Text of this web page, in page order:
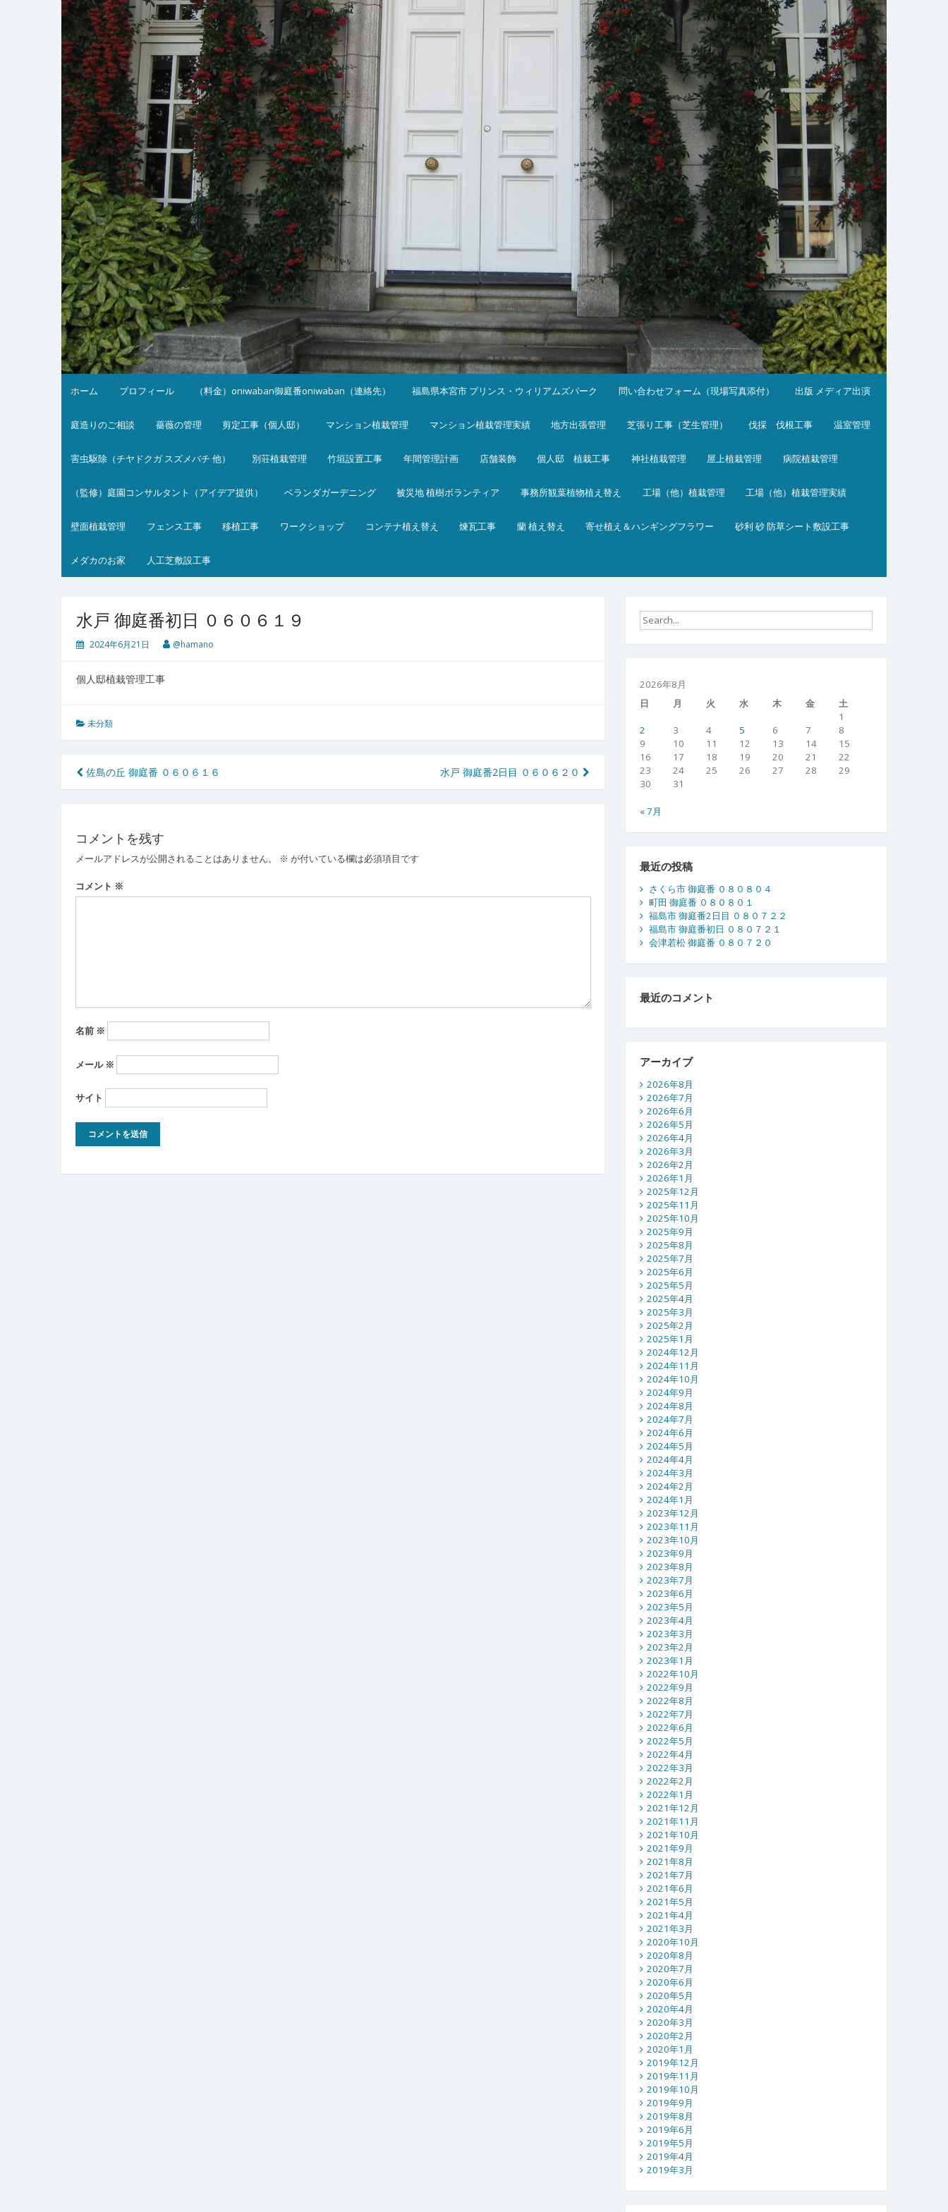
ホーム プロフィール （料金）oniwaban御庭番oniwaban（連絡先） 福島県本宮市 プリンス・ウィリアムズパーク 問い合わせフォーム（現場写真添付） 出版 メディア出演
庭造りのご相談 薔薇の管理 剪定工事（個人邸） マンション植栽管理 マンション植栽管理実績 地方出張管理 芝張り工事（芝生管理） 伐採 伐根工事 温室管理
害虫駆除（チヤドクガ スズメバチ 他） 別荘植栽管理 竹垣設置工事 年間管理計画 店舗装飾 個人邸 植栽工事 神社植栽管理 屋上植栽管理 病院植栽管理
（監修）庭園コンサルタント（アイデア提供） ベランダガーデニング 被災地 植樹ボランティア 事務所観葉植物植え替え 工場（他）植栽管理 工場（他）植栽管理実績
壁面植栽管理 フェンス工事 移植工事 ワークショップ コンテナ植え替え 煉瓦工事 蘭 植え替え 寄せ植え＆ハンギングフラワー 砂利 砂 防草シート敷設工事
メダカのお家 人工芝敷設工事
水戸 御庭番初日 ０６０６１９
2024年6月21日 @hamano
個人邸植栽管理工事
未分類
投
稿
ビ
ゲ
ー
佐島の丘 御庭番 ０６０６１６ 水戸 御庭番2日目 ０６０６２０
コメントを残す
メールアドレスが公開されることはありません。 ※ が付いている欄は必須項目です
コメント ※
名前 ※
メール ※
サイト
2026年8月
日
月 火 水 木 金
土
1
2
3 4 5 6 7
8
9
10 11 12 13 14
15
16
17 18 19 20 21
22
23
24 25 26 27 28
29
30
31
« 7月
最近の投稿
さくら市 御庭番 ０８０８０４
町田 御庭番 ０８０８０１
福島市 御庭番2日目 ０８０７２２
福島市 御庭番初日 ０８０７２１
会津若松 御庭番 ０８０７２０
最近のコメント
アーカイブ
2026年8月
2026年7月
2026年6月
2026年5月
2026年4月
2026年3月
2026年2月
2026年1月
2025年12月
2025年11月
2025年10月
2025年9月
2025年8月
2025年7月
2025年6月
2025年5月
2025年4月
2025年3月
2025年2月
2025年1月
2024年12月
2024年11月
2024年10月
2024年9月
2024年8月
2024年7月
2024年6月
2024年5月
2024年4月
2024年3月
2024年2月
2024年1月
2023年12月
2023年11月
2023年10月
2023年9月
2023年8月
2023年7月
2023年6月
2023年5月
2023年4月
2023年3月
2023年2月
2023年1月
2022年10月
2022年9月
2022年8月
2022年7月
2022年6月
2022年5月
2022年4月
2022年3月
2022年2月
2022年1月
2021年12月
2021年11月
2021年10月
2021年9月
2021年8月
2021年7月
2021年6月
2021年5月
2021年4月
2021年3月
2020年10月
2020年8月
2020年7月
2020年6月
2020年5月
2020年4月
2020年3月
2020年2月
2020年1月
2019年12月
2019年11月
2019年10月
2019年9月
2019年8月
2019年6月
2019年5月
2019年4月
2019年3月